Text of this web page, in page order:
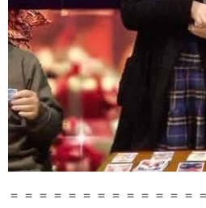
＝＝＝＝＝＝＝＝＝＝＝＝＝